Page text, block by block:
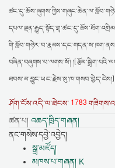
བཞིན་བཞུགས་པ་ལགས་སོ།
ཐབས་མ་བྱུང་ཡང་རྗེས་སུ་ཁ་གསབ་བྱེད་ངེས།]
ཤོག་ངོས་འདི་ལ་ཐེངས་ 1783
ཚན་པ། འཆད་ཁྲིད་གཞན།
ནང་གསེས་དབྱེ་འབྱེད།
སྒྲ་མཛོད།
མཁས་པ་གཞན། K